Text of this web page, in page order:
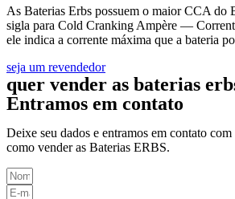
As Baterias Erbs possuem o maior CCA do
sigla para Cold Cranking Ampère —
ele indica a corrente máxima que a bateria
seja um revendedor
quer vender as baterias
Entramos em contato
Deixe seu dados e entramos em contato
como vender as Baterias ERBS.